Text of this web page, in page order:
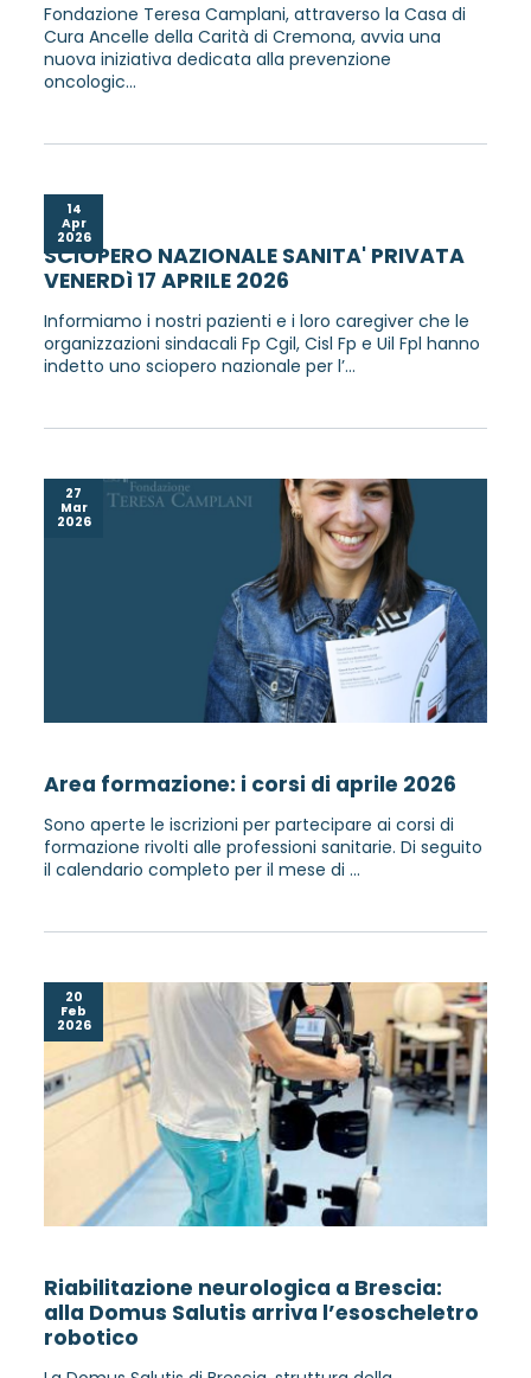
Fondazione Teresa Camplani, attraverso la Casa di
Cura Ancelle della Carità di Cremona, avvia una
nuova iniziativa dedicata alla prevenzione
oncologic...
14
Apr
2026
SCIOPERO NAZIONALE SANITA' PRIVATA
VENERDì 17 APRILE 2026
Informiamo i nostri pazienti e i loro caregiver che le
organizzazioni sindacali Fp Cgil, Cisl Fp e Uil Fpl hanno
indetto uno sciopero nazionale per l’...
27
Mar
2026
Area formazione: i corsi di aprile 2026
Sono aperte le iscrizioni per partecipare ai corsi di
formazione rivolti alle professioni sanitarie. Di seguito
il calendario completo per il mese di ...
20
Feb
2026
Riabilitazione neurologica a Brescia:
alla Domus Salutis arriva l’esoscheletro
robotico